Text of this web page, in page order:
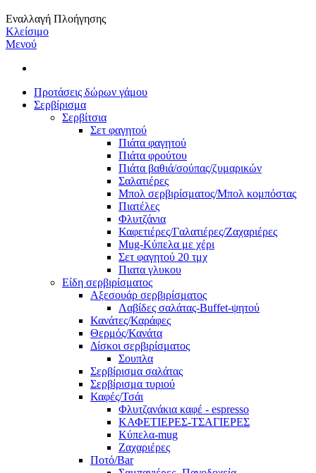
Εναλλαγή Πλοήγησης
Κλείσιμο
Μενού
Προτάσεις δώρων γάμου
Σερβίρισμα
Σερβίτσια
Σετ φαγητού
Πιάτα φαγητού
Πιάτα φρούτου
Πιάτα βαθιά/σούπας/ζυμαρικών
Σαλατιέρες
Μπολ σερβιρίσματος/Μπολ κομπόστας
Πιατέλες
Φλυτζάνια
Καφετιέρες/Γαλατιέρες/Ζαχαριέρες
Mug-Κύπελα με χέρι
Σετ φαγητού 20 τμχ
Πιατα γλυκου
Είδη σερβιρίσματος
Αξεσουάρ σερβιρίσματος
Λαβίδες σαλάτας-Buffet-ψητού
Κανάτες/Καράφες
Θερμός/Κανάτα
Δίσκοι σερβιρίσματος
Σουπλα
Σερβίρισμα σαλάτας
Σερβίρισμα τυριού
Καφές/Τσάι
Φλυτζανάκια καφέ - espresso
ΚΑΦΕΤΙΕΡΕΣ-ΤΣΑΓΙΕΡΕΣ
Κύπελα-mug
Ζαχαριέρες
Ποτό/Bar